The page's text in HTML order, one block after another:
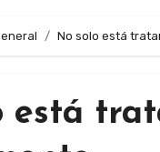
No solo está
está